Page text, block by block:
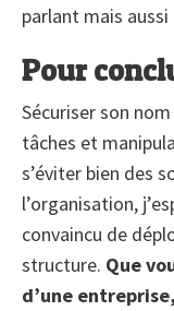
parlant mais
Pour
Sécuriser son
tâches et
s’éviter bien des
l’organisation,
convaincu de
structure. Que
d’une